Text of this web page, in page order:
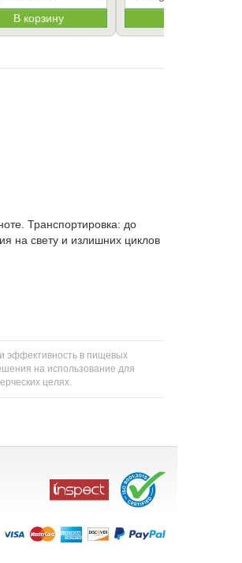
В корзину
Транспортировка: до
на свету и излишних циклов
и эффективность в пищевых
на использование для
целях.